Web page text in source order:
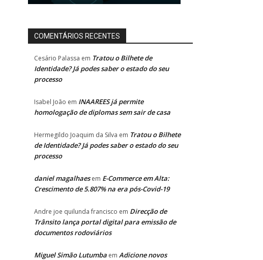
COMENTÁRIOS RECENTES
Cesário Palassa em Tratou o Bilhete de
Identidade? Já podes saber o estado do seu
processo
Isabel João em INAAREES já permite
homologação de diplomas sem sair de casa
Hermegildo Joaquim da Silva em Tratou o Bilhete
de Identidade? Já podes saber o estado do seu
processo
daniel magalhaesem E-Commerce em Alta:
Crescimento de 5.807% na era pós-Covid-19
Andre joe quilunda francisco em Direcção de
Trânsito lança portal digital para emissão de
documentos rodoviários
Miguel Simão Lutumba em Adicione novos